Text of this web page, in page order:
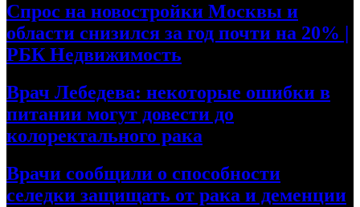
Спрос на новостройки Москвы и
области снизился за год почти на 20% |
РБК Недвижимость
Врач Лебедева: некоторые ошибки в
питании могут довести до
колоректального рака
Врачи сообщили о способности
селедки защищать от рака и деменции